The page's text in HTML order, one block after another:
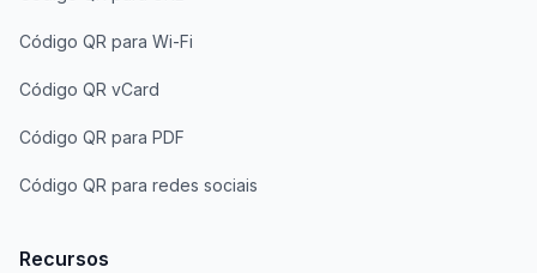
Código QR para Wi-Fi
Código QR vCard
Código QR para PDF
Código QR para redes sociais
Recursos